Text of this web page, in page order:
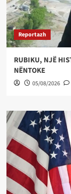
Reportazh
RUBIKU, NJË
NËNTOKE
05/08/2026